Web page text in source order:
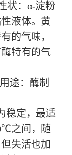
状：α-淀粉
液体。黄
的气味，
特有的气
途：酶制
稳定，最适
之间，随
失活也加